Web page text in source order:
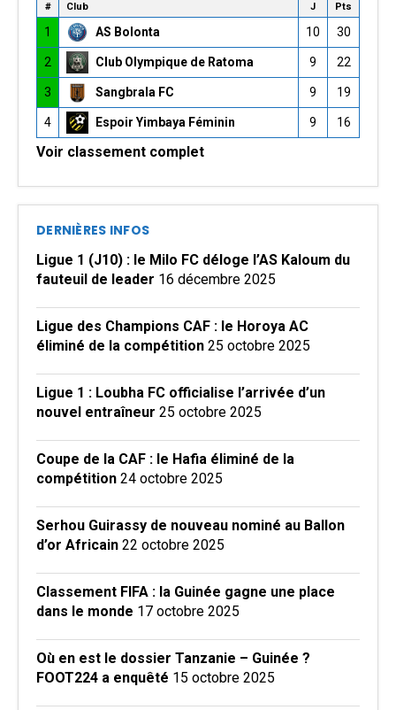
# Club J Pts
1 AS Bolonta 10 30
2 Club Olympique de Ratoma 9 22
3 Sangbrala FC 9 19
4 Espoir Yimbaya Féminin 9 16
Voir classement complet
DERNIÈRES INFOS
Ligue 1 (J10) : le Milo FC déloge l’AS Kaloum du
fauteuil de leader 16 décembre 2025
Ligue des Champions CAF : le Horoya AC
éliminé de la compétition 25 octobre 2025
Ligue 1 : Loubha FC officialise l’arrivée d’un
nouvel entraîneur 25 octobre 2025
Coupe de la CAF : le Hafia éliminé de la
compétition 24 octobre 2025
Serhou Guirassy de nouveau nominé au Ballon
d’or Africain 22 octobre 2025
Classement FIFA : la Guinée gagne une place
dans le monde 17 octobre 2025
Où en est le dossier Tanzanie – Guinée ?
FOOT224 a enquêté 15 octobre 2025